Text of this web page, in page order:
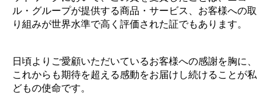
ル・グループが提供する商品・サービス、お客様への取
り組みが世界水準で高く評価された証でもあります。
日頃よりご愛顧いただいているお客様への感謝を胸に、
これからも期待を超える感動をお届けし続けることが私
どもの使命です。